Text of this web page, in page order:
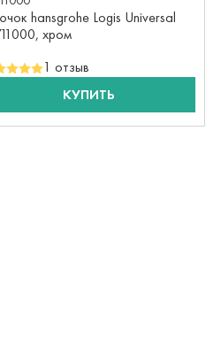
hansgrohe Logis Universal
хром
1 отзыв
КУПИТЬ